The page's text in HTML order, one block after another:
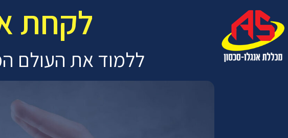
לקחת
ללמוד את העולם